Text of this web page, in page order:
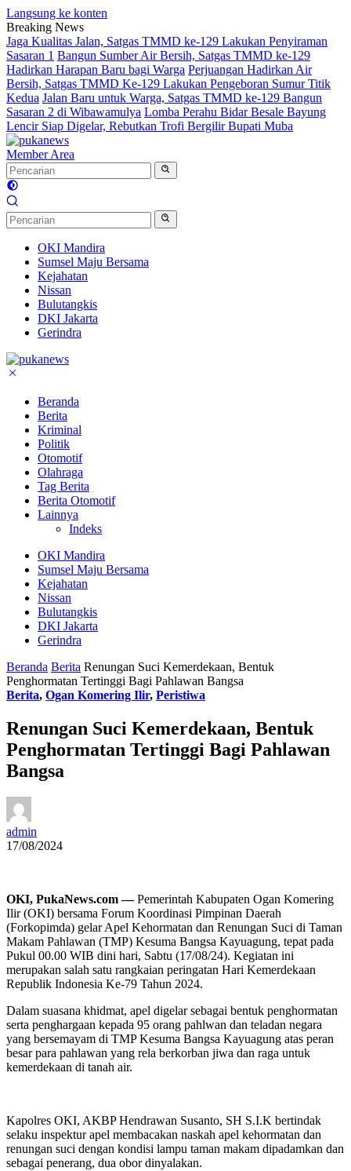
Langsung ke konten
Breaking News
Jaga Kualitas Jalan, Satgas TMMD ke-129 Lakukan Penyiraman
Sasaran 1 Bangun Sumber Air Bersih, Satgas TMMD ke-129
Hadirkan Harapan Baru bagi Warga Perjuangan Hadirkan Air
Bersih, Satgas TMMD Ke-129 Lakukan Pengeboran Sumur Titik
Kedua Jalan Baru untuk Warga, Satgas TMMD ke-129 Bangun
Sasaran 2 di Wibawamulya Lomba Perahu Bidar Besale Bayung
Lencir Siap Digelar, Rebutkan Trofi Bergilir Bupati Muba
Member Area
OKI Mandira
Sumsel Maju Bersama
Kejahatan
Nissan
Bulutangkis
DKI Jakarta
Gerindra
Beranda
Berita
Kriminal
Politik
Otomotif
Olahraga
Tag Berita
Berita Otomotif
Lainnya
Indeks
OKI Mandira
Sumsel Maju Bersama
Kejahatan
Nissan
Bulutangkis
DKI Jakarta
Gerindra
Beranda Berita Renungan Suci Kemerdekaan, Bentuk
Penghormatan Tertinggi Bagi Pahlawan Bangsa
Berita, Ogan Komering Ilir, Peristiwa
Renungan Suci Kemerdekaan, Bentuk
Penghormatan Tertinggi Bagi Pahlawan
Bangsa
admin
17/08/2024
OKI, PukaNews.com —Pemerintah Kabupaten Ogan Komering
Ilir (OKI) bersama Forum Koordinasi Pimpinan Daerah
(Forkopimda) gelar Apel Kehormatan dan Renungan Suci di Taman
Makam Pahlawan (TMP) Kesuma Bangsa Kayuagung, tepat pada
Pukul 00.00 WIB dini hari, Sabtu (17/08/24). Kegiatan ini
merupakan salah satu rangkaian peringatan Hari Kemerdekaan
Republik Indonesia Ke-79 Tahun 2024.
Dalam suasana khidmat, apel digelar sebagai bentuk penghormatan
serta penghargaan kepada 95 orang pahlwan dan teladan negara
yang bersemayam di TMP Kesuma Bangsa Kayuagung atas peran
besar para pahlawan yang rela berkorban jiwa dan raga untuk
kemerdekaan di tanah air.
Kapolres OKI, AKBP Hendrawan Susanto, SH S.I.K bertindak
selaku inspektur apel membacakan naskah apel kehormatan dan
renungan suci dengan kondisi lampu taman makam dipadamkan dan
sebagai penerang, dua obor dinyalakan.